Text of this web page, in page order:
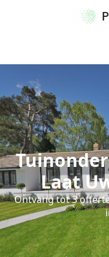
Laat
Ontvang tot 3